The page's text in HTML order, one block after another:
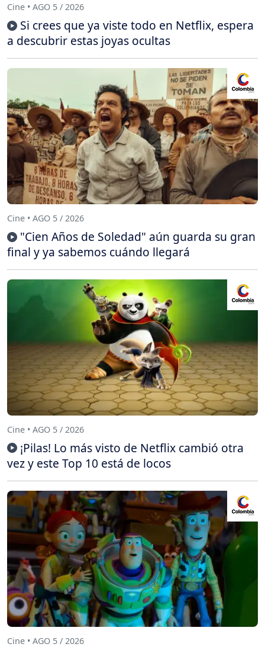
Cine • AGO 5 / 2026
Si crees que ya viste todo en Netflix, espera
a descubrir estas joyas ocultas
Cine • AGO 5 / 2026
"Cien Años de Soledad" aún guarda su gran
final y ya sabemos cuándo llegará
Cine • AGO 5 / 2026
¡Pilas! Lo más visto de Netflix cambió otra
vez y este Top 10 está de locos
Cine • AGO 5 / 2026